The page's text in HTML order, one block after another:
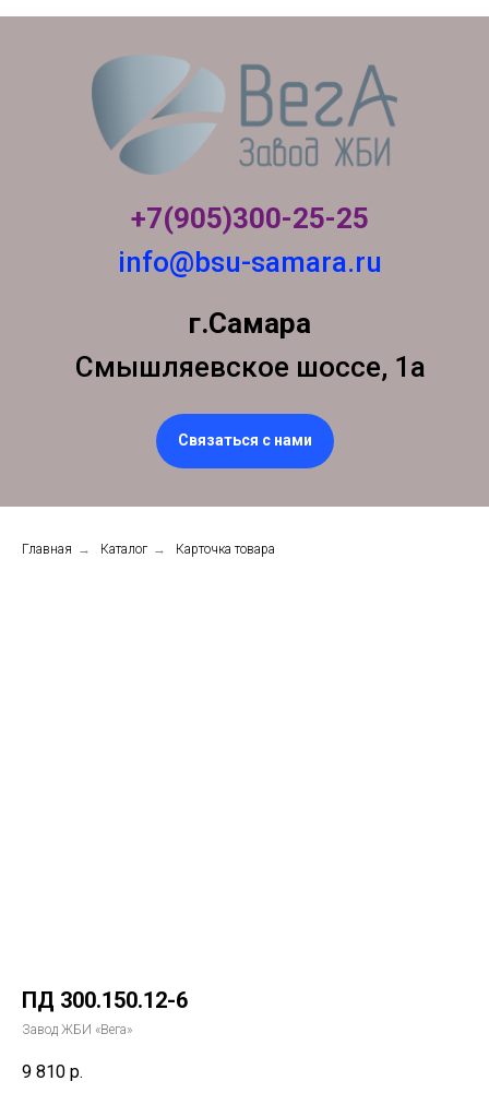
+7(905)300-25-25
info@bsu-samara.ru
г.Самара
Смышляевское шоссе, 1а
Связаться с нами
Главная → Каталог → Карточка товара
ПД 300.150.12-6
Завод ЖБИ «Вега»
9 810 р.